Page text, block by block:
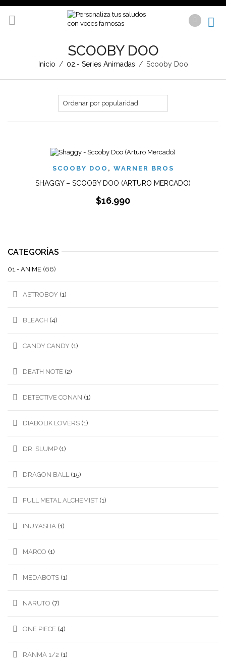
SCOOBY DOO
Inicio / 02.- Series Animadas / Scooby Doo
SCOOBY DOO , WARNER BROS
SHAGGY – SCOOBY DOO (ARTURO MERCADO)
$16.990
CATEGORÍAS
01.- ANIME (66)
ASTROBOY (1)
BLEACH (4)
CANDY CANDY (1)
DEATH NOTE (2)
DETECTIVE CONAN (1)
DIABOLIK LOVERS (1)
DR. SLUMP (1)
DRAGON BALL (15)
FULL METAL ALCHEMIST (1)
INUYASHA (1)
MARCO (1)
MEDABOTS (1)
NARUTO (7)
ONE PIECE (4)
RANMA 1/2 (1)